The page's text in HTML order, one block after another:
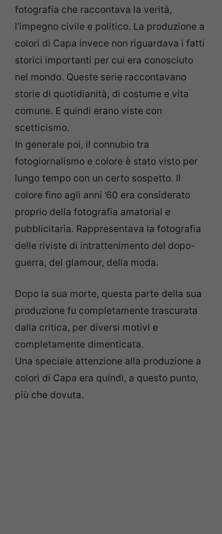
fotografia che raccontava la verità,
l’impegno civile e politico. La produzione a
colori di Capa invece non riguardava i fatti
storici importanti per cui era conosciuto
nel mondo. Queste serie raccontavano
storie di quotidianità, di costume e vita
comune. E quindi erano viste con
scetticismo.
In generale poi, il connubio tra
fotogiornalismo e colore è stato visto per
lungo tempo con un certo sospetto. Il
colore fino agli anni ’60 era considerato
proprio della fotografia amatorial e
pubblicitaria. Rappresentava la fotografia
delle riviste di intrattenimento del dopo-
guerra, del glamour, della moda.
Dopo la sua morte, questa parte della sua
produzione fu completamente trascurata
dalla critica, per diversi motivi e
completamente dimenticata.
Una speciale attenzione alla produzione a
colori di Capa era quindi, a questo punto,
più che dovuta.